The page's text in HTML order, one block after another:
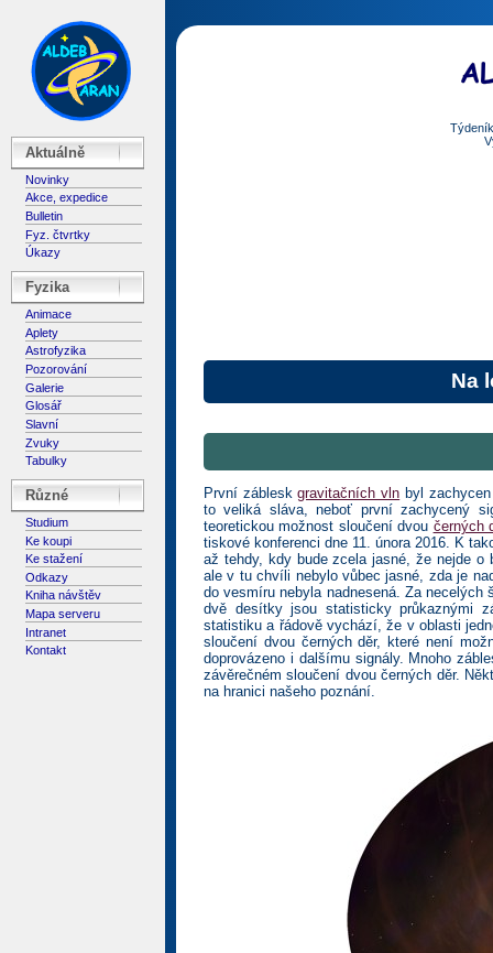
Aktuálně
Novinky
Akce, expedice
Bulletin
Fyz. čtvrtky
Úkazy
Fyzika
Animace
Aplety
Astrofyzika
Pozorování
Galerie
Glosář
Slavní
Zvuky
Tabulky
Různé
Studium
Ke koupi
Ke stažení
Odkazy
Kniha návštěv
Mapa serveru
Intranet
Kontakt
Na
První zábleskgravitačních vln byl
to veliká sláva, neboť první zachycený
teoretickou možnost sloučení dvou černých
tiskové konferenci dne 11. února 2016. K
až tehdy, kdy bude zcela jasné, že nejde o
ale v tu chvíli nebylo vůbec jasné, zda je
do vesmíru nebyla nadnesená. Za
dvě desítky jsou statisticky průkaznými
statistiku a řádově vychází, že v oblasti
sloučení dvou černých děr, které není
doprovázeno i dalšímu signály. Mnoho
závěrečném sloučení dvou černých děr.
na hranici našeho poznání.